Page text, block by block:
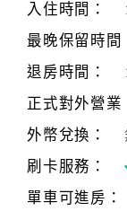
入住時間：
最晚保留時間
退房時間：
正式對外營業
外幣兌換：
刷卡服務：
單車可進房：